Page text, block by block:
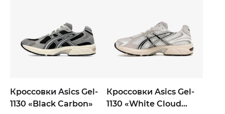
Кроссовки Asics Gel-
1130 «Black Carbon»
Кроссовки Asics Gel-
1130 «White Cloud